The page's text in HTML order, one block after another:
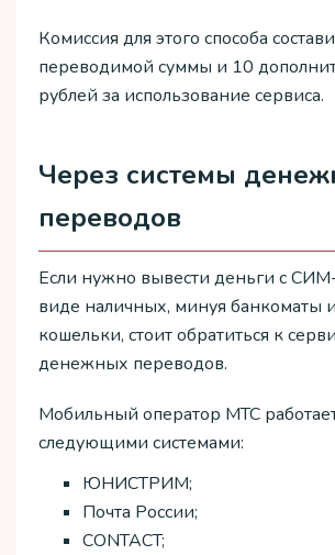
Комиссия для этого способа
переводимой суммы и 10
рублей за использование сервиса.
Через системы
переводов
Если нужно вывести деньги с
виде наличных, минуя банкоматы
кошельки, стоит обратиться к
денежных переводов.
Мобильный оператор МТС
следующими системами:
ЮНИСТРИМ;
Почта России;
CONTACT;